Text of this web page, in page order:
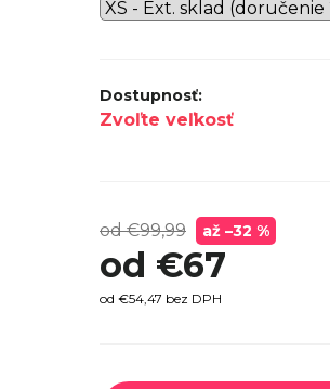
Zvoľte veľkosť
od €99,99 až –32 %
od €67
od €54,47 bez DPH